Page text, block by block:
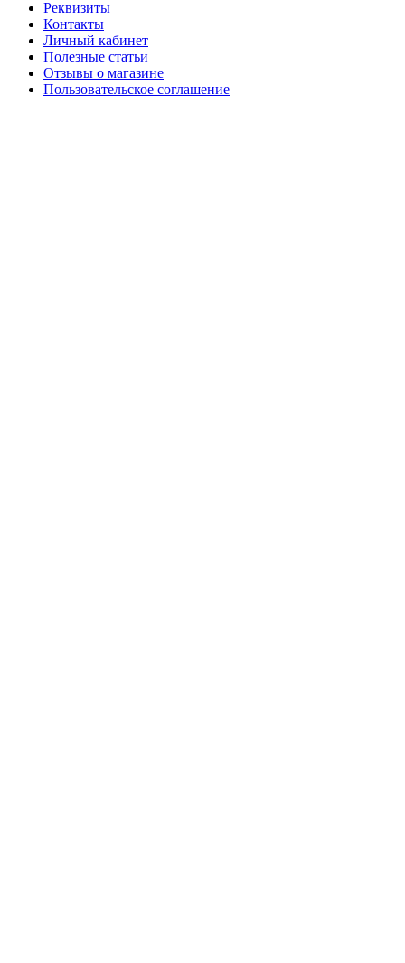
Реквизиты
Контакты
Личный кабинет
Полезные статьи
Отзывы о магазине
Пользовательское соглашение